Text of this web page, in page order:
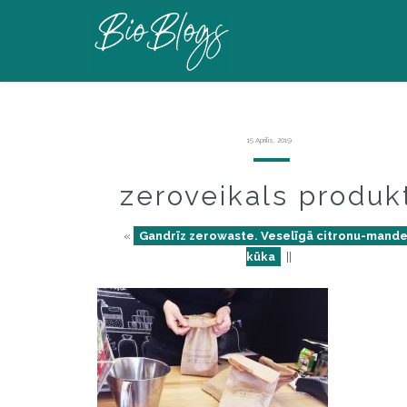
15 Aprīlis, 2019
zeroveikals
«
Gandrīz zerowaste. Veselīgā citronu-
kūka